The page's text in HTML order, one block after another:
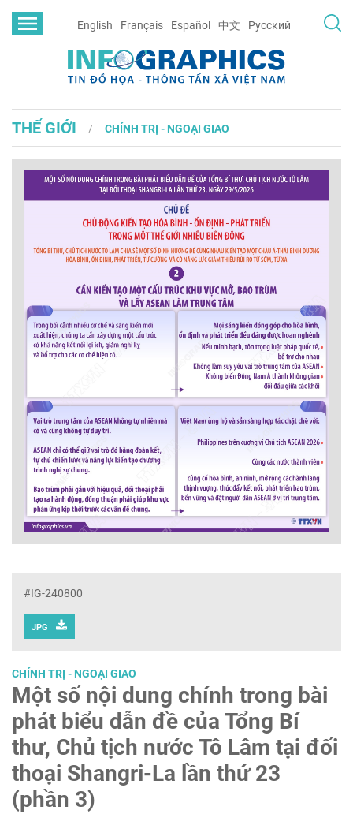
English Français Español 中文 Русский
THẾ GIỚI CHÍNH TRỊ - NGOẠI GIAO
#IG-240800
JPG
CHÍNH TRỊ - NGOẠI GIAO
Một số nội dung chính trong bài
phát biểu dẫn đề của Tổng Bí
thư, Chủ tịch nước Tô Lâm tại đối
thoại Shangri-La lần thứ 23
(phần 3)